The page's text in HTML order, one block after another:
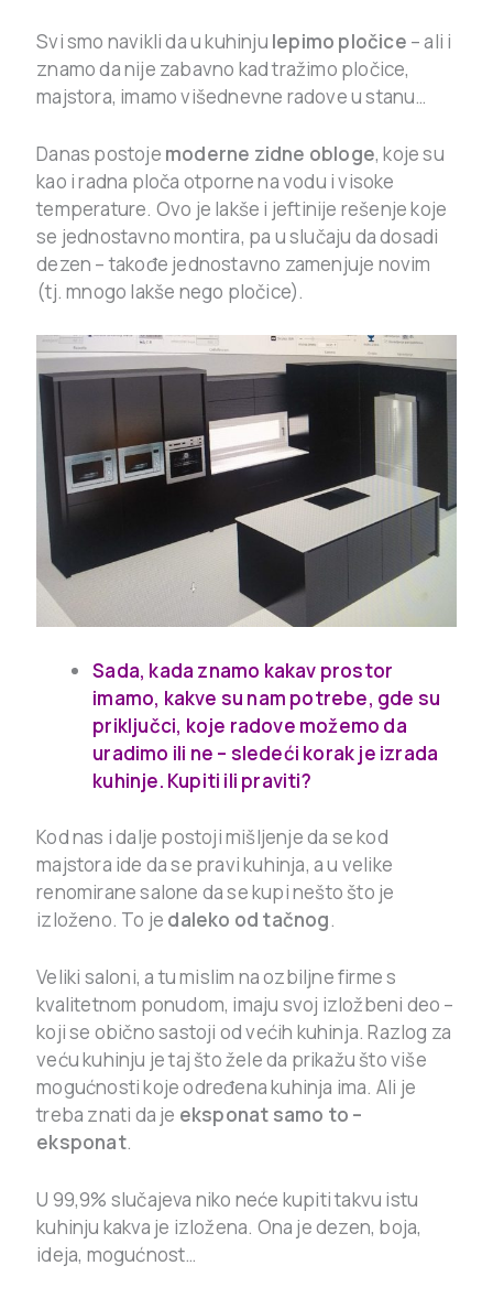
Svi smo navikli da u kuhinju lepimo pločice – ali i
znamo da nije zabavno kad tražimo pločice,
majstora, imamo višednevne radove u stanu…
Danas postoje moderne zidne obloge, koje su
kao i radna ploča otporne na vodu i visoke
temperature. Ovo je lakše i jeftinije rešenje koje
se jednostavno montira, pa u slučaju da dosadi
dezen – takođe jednostavno zamenjuje novim
(tj. mnogo lakše nego pločice).
Sada, kada znamo kakav prostor
imamo, kakve su nam potrebe, gde su
priključci, koje radove možemo da
uradimo ili ne – sledeći korak je izrada
kuhinje. Kupiti ili praviti?
Kod nas i dalje postoji mišljenje da se kod
majstora ide da se pravi kuhinja, a u velike
renomirane salone da se kupi nešto što je
izloženo. To je daleko od tačnog.
Veliki saloni, a tu mislim na ozbiljne firme s
kvalitetnom ponudom, imaju svoj izložbeni deo –
koji se obično sastoji od većih kuhinja. Razlog za
veću kuhinju je taj što žele da prikažu što više
mogućnosti koje određena kuhinja ima. Ali je
treba znati da je eksponat samo to –
eksponat.
U 99,9% slučajeva niko neće kupiti takvu istu
kuhinju kakva je izložena. Ona je dezen, boja,
ideja, mogućnost…